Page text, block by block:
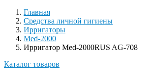
Главная
Средства личной гигиены
Ирригаторы
Med-2000
Ирригатор Med-2000RUS AG-708
Каталог товаров